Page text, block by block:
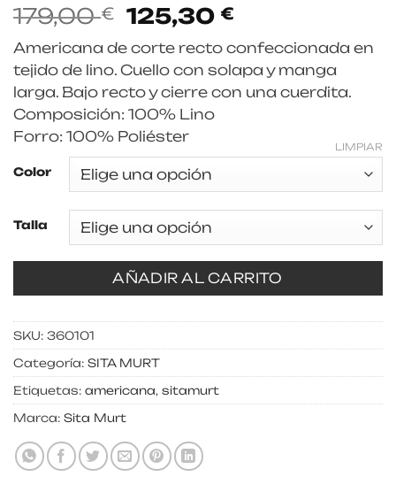
179,00€
El
precio
original
era:
179,00 €.
125,30 €
precio
actual
es:
125,30 €.
Americana de corte recto confeccionada en
tejido de lino. Cuello con solapa y manga
larga. Bajo recto y cierre con una cuerdita.
Composición: 100% Lino
Forro: 100% Poliéster
Color
Talla
LIMPIAR
AÑADIR AL CARRITO
SKU: 360101
Categoría: SITA MURT
Etiquetas: americana, sitamurt
Marca: Sita Murt